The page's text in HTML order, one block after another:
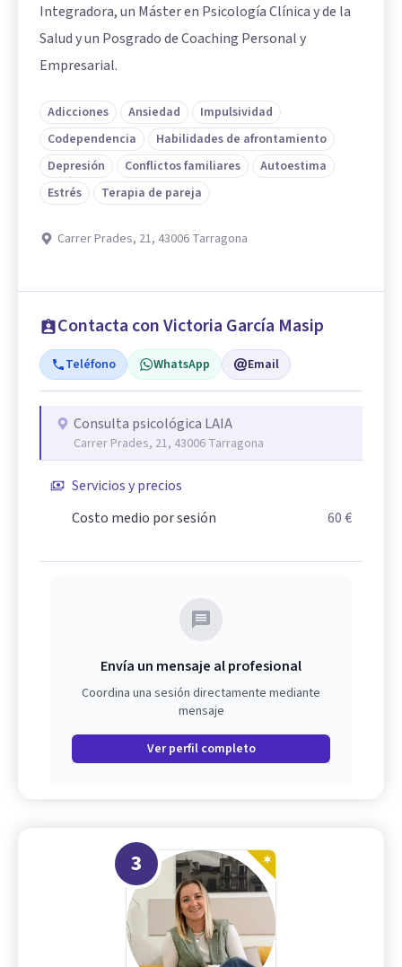
Integradora, un Máster en Psicología Clínica y de la
Salud y un Posgrado de Coaching Personal y
Empresarial.
Adicciones Ansiedad
Impulsividad
Codependencia
Habilidades de afrontamiento
Depresión
Conflictos familiares
Autoestima
Estrés
Terapia de pareja
Carrer Prades, 21, 43006 Tarragona
Contacta con Victoria García Masip
Teléfono WhatsApp Email
Consulta psicológica LAIA
Carrer Prades, 21, 43006 Tarragona
Servicios y precios
Costo medio por sesión
60 €
Envía un mensaje al profesional
Coordina una sesión directamente mediante
mensaje
Ver perfil completo
3